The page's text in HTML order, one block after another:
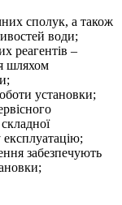
сполук, а також
води;
реагентів –
шляхом
установки;
експлуатацію;
забезпечують